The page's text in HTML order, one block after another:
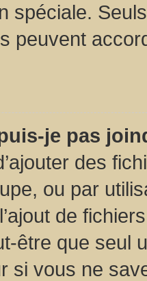
spéciale.
peuvent
je pas
des
ou par
de
être que seul
si vous ne